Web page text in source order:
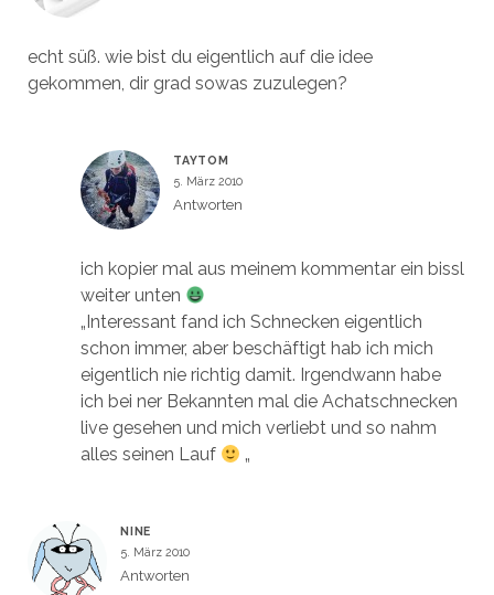
echt süß. wie bist du eigentlich auf die idee
gekommen, dir grad sowas zuzulegen?
TAYTOM
5. März 2010
Antworten
ich kopier mal aus meinem kommentar ein bissl
weiter unten
„Interessant fand ich Schnecken eigentlich
schon immer, aber beschäftigt hab ich mich
eigentlich nie richtig damit. Irgendwann habe
ich bei ner Bekannten mal die Achatschnecken
live gesehen und mich verliebt und so nahm
alles seinen Lauf
„
NINE
5. März 2010
Antworten